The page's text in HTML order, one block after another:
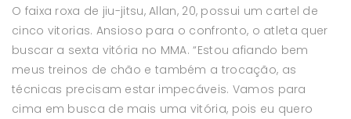
O faixa roxa de jiu-jitsu, Allan, 20, possui um cartel de
cinco vitorias. Ansioso para o confronto, o atleta quer
buscar a sexta vitória no MMA. “Estou afiando bem
meus treinos de chão e também a trocação, as
técnicas precisam estar impecáveis. Vamos para
cima em busca de mais uma vitória, pois eu quero